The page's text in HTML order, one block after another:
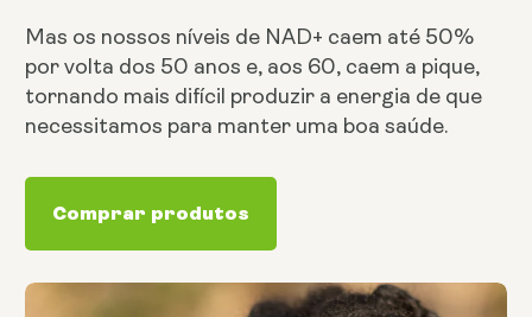
Mas os nossos níveis de NAD+ caem até 50%
por volta dos 50 anos e, aos 60, caem a pique,
tornando mais difícil produzir a energia de que
necessitamos para manter uma boa saúde.
Comprar produtos